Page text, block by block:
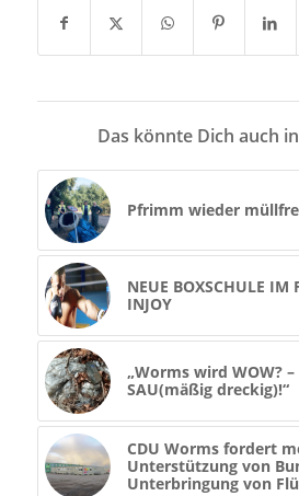
Das könnte Dich auch
Pfrimm wieder
NEUE BOXSCHULE IM
INJOY
„Worms wird WOW?
SAU(mäßig dreckig)!“
CDU Worms fordert
Unterstützung von
Unterbringung von